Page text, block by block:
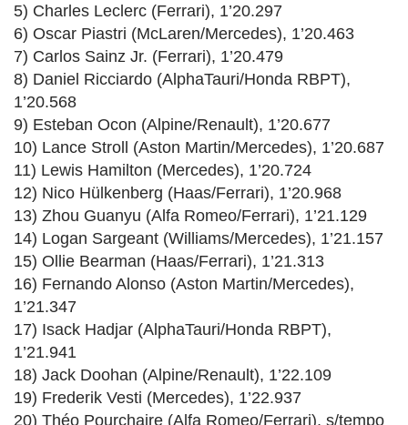
5) Charles Leclerc (Ferrari), 1’20.297
6) Oscar Piastri (McLaren/Mercedes), 1’20.463
7) Carlos Sainz Jr. (Ferrari), 1’20.479
8) Daniel Ricciardo (AlphaTauri/Honda RBPT),
1’20.568
9) Esteban Ocon (Alpine/Renault), 1’20.677
10) Lance Stroll (Aston Martin/Mercedes), 1’20.687
11) Lewis Hamilton (Mercedes), 1’20.724
12) Nico Hülkenberg (Haas/Ferrari), 1’20.968
13) Zhou Guanyu (Alfa Romeo/Ferrari), 1’21.129
14) Logan Sargeant (Williams/Mercedes), 1’21.157
15) Ollie Bearman (Haas/Ferrari), 1’21.313
16) Fernando Alonso (Aston Martin/Mercedes),
1’21.347
17) Isack Hadjar (AlphaTauri/Honda RBPT),
1’21.941
18) Jack Doohan (Alpine/Renault), 1’22.109
19) Frederik Vesti (Mercedes), 1’22.937
20) Théo Pourchaire (Alfa Romeo/Ferrari), s/tempo